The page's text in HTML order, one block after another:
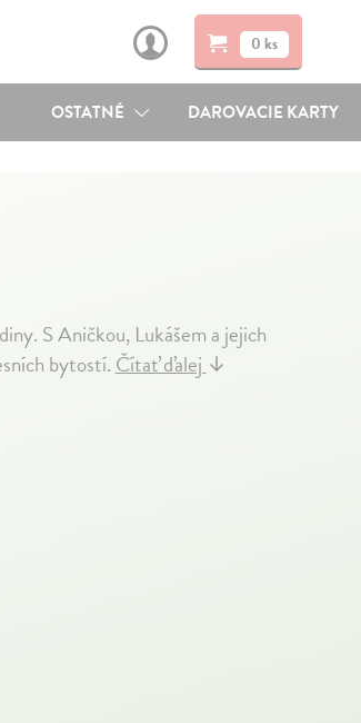
0 ks
OSTATNÉ DAROVACIE KARTY
S Aničkou, Lukášem a jejich
bytostí.Čítať ďalej↓